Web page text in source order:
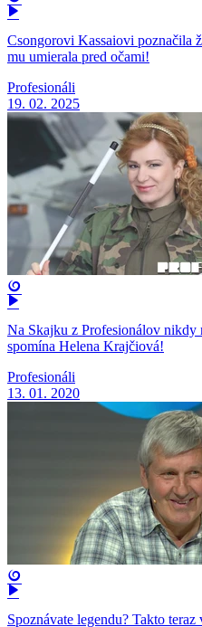
Csongorovi Kassaiovi poznačila
mu umierala pred očami!
Profesionáli
19. 02. 2025
Na Skajku z Profesionálov nikdy
spomína Helena Krajčiová!
Profesionáli
13. 01. 2020
Spoznávate legendu? Takto